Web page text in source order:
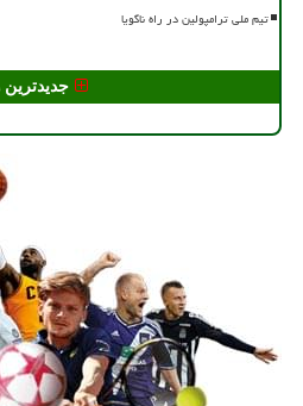
تیم ملی ترامپولین در راه ناگویا
جدیدترین